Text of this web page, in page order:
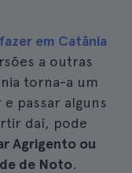
em Catânia
a outras
torna-a um
passar alguns
daí, pode
Agrigento ou
de Noto.